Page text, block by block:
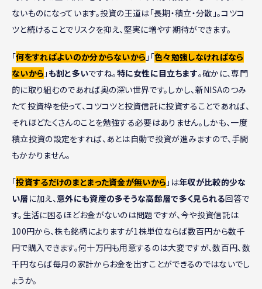
ないものになっています。投資の王道は「長期・積立・分散」。コツコ
ツと続けることでリスクを抑え、堅実に増やす期待ができます。
「何をすればよいのか分からないから 」「色々勉強しなければなら
ないから 」 も割と多いですね。特に女性に目立ちます。確かに、専門
的に取り組むのであれば奥の深い世界です。しかし、新NISAのつみ
たて投資枠を使って、コツコツと投資信託に投資することであれば、
それほどたくさんのことを勉強する必要はありません。しかも、一度
積立投資の設定をすれば、あとは自動で投資が進みますので、手間
もかかりません。
「投資するだけのまとまった資金が無いから 」は年収が比較的少な
い層 に加え、意外にも資産の多そうな高齢層で多く見られる回答で
す。生活に困るほどお金がないのは問題ですが、今や投資信託は
100円から、株も銘柄によりますが1株単位ならば数百円から数千
円で購入できます。何十万円も用意するのは大変ですが、数百円、数
千円ならば毎月の家計からお金を出すことができるのではないでし
ょうか。